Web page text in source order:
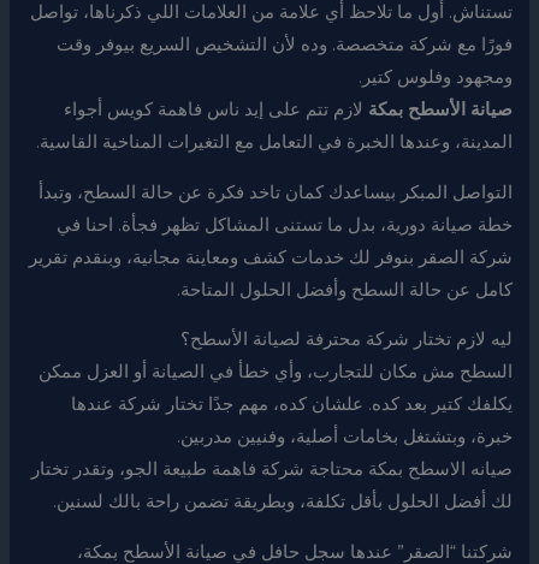
تستناش. أول ما تلاحظ أي علامة من العلامات اللي ذكرناها، تواصل
فورًا مع شركة متخصصة. وده لأن التشخيص السريع بيوفر وقت
ومجهود وفلوس كتير.
صيانة الأسطح بمكة لازم تتم على إيد ناس فاهمة كويس أجواء
المدينة، وعندها الخبرة في التعامل مع التغيرات المناخية القاسية.
التواصل المبكر بيساعدك كمان تاخد فكرة عن حالة السطح، وتبدأ
خطة صيانة دورية، بدل ما تستنى المشاكل تظهر فجأة. احنا في
شركة الصقر بنوفر لك خدمات كشف ومعاينة مجانية، وبنقدم تقرير
كامل عن حالة السطح وأفضل الحلول المتاحة.
ليه لازم تختار شركة محترفة لصيانة الأسطح؟
السطح مش مكان للتجارب، وأي خطأ في الصيانة أو العزل ممكن
يكلفك كتير بعد كده. علشان كده، مهم جدًا تختار شركة عندها
خبرة، وبتشتغل بخامات أصلية، وفنيين مدربين.
صيانه الاسطح بمكة محتاجة شركة فاهمة طبيعة الجو، وتقدر تختار
لك أفضل الحلول بأقل تكلفة، وبطريقة تضمن راحة بالك لسنين.
شركتنا “الصقر” عندها سجل حافل في صيانة الأسطح بمكة،